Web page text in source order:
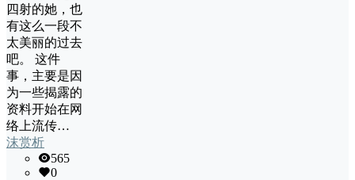
四射的她，也
有这么一段不
太美丽的过去
吧。 这件
事，主要是因
为一些揭露的
资料开始在网
络上流传…
沫赏析
565
0